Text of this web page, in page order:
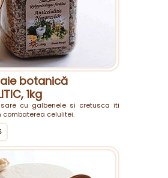
botanică
1kg
cu galbenele si cretusca iti
combaterea celulitei.